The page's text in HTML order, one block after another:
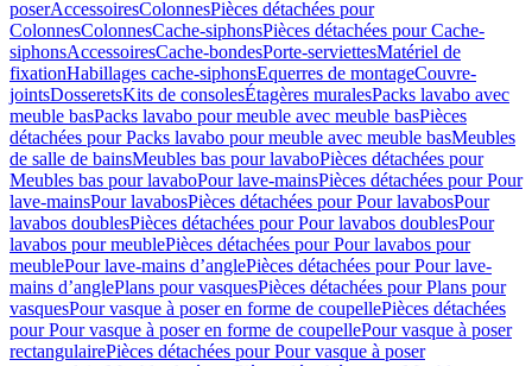
poserAccessoiresColonnesPièces détachées pour
ColonnesColonnesCache-siphonsPièces détachées pour Cache-
siphonsAccessoiresCache-bondesPorte-serviettesMatériel de
fixationHabillages cache-siphonsEquerres de montageCouvre-
jointsDosseretsKits de consolesÉtagères muralesPacks lavabo avec
meuble basPacks lavabo pour meuble avec meuble basPièces
détachées pour Packs lavabo pour meuble avec meuble basMeubles
de salle de bainsMeubles bas pour lavaboPièces détachées pour
Meubles bas pour lavaboPour lave-mainsPièces détachées pour Pour
lave-mainsPour lavabosPièces détachées pour Pour lavabosPour
lavabos doublesPièces détachées pour Pour lavabos doublesPour
lavabos pour meublePièces détachées pour Pour lavabos pour
meublePour lave-mains d’anglePièces détachées pour Pour lave-
mains d’anglePlans pour vasquesPièces détachées pour Plans pour
vasquesPour vasque à poser en forme de coupellePièces détachées
pour Pour vasque à poser en forme de coupellePour vasque à poser
rectangulairePièces détachées pour Pour vasque à poser